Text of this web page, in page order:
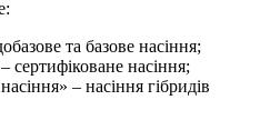
та базове насіння;
сертифіковане насіння;
– насіння гібридів